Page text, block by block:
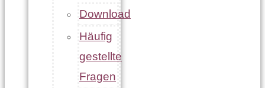
Download
Häufig
gestellte
Fragen